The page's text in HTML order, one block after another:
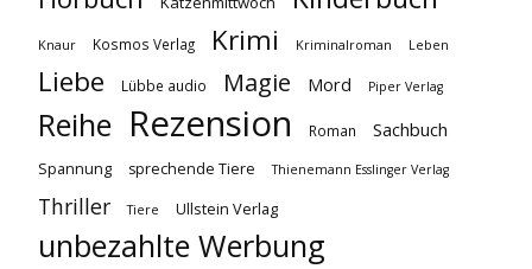
Knaur Kosmos Verlag Krimi Kriminalroman Leben
Liebe Lübbe audio Magie Mord Piper Verlag
Reihe Rezension Roman Sachbuch
Spannung sprechende Tiere Thienemann Esslinger Verlag
Thriller Tiere Ullstein Verlag
unbezahlte Werbung